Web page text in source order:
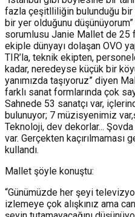
fazla çeşitlliliğin bulunduğu
bir yer olduğunu düşünüyorum”
sorumlusu Janie Mallet de 25
ekiple dünyayı dolaşan OVO
TIR’la, teknik ekipten,
kadar, neredeyse küçük bir
yanımızda taşıyoruz” diyen
farklı sanat formlarında çok
Sahnede 53 sanatçı var,
bulunuyor; 7 müzisyenimiz
Teknoloji, dev dekorlar...
var. Gerçekten kaçırılmaması
kullandı.
Mallet şöyle konuştu:
“Günümüzde her şeyi
izlemeye çok alışkınız ama